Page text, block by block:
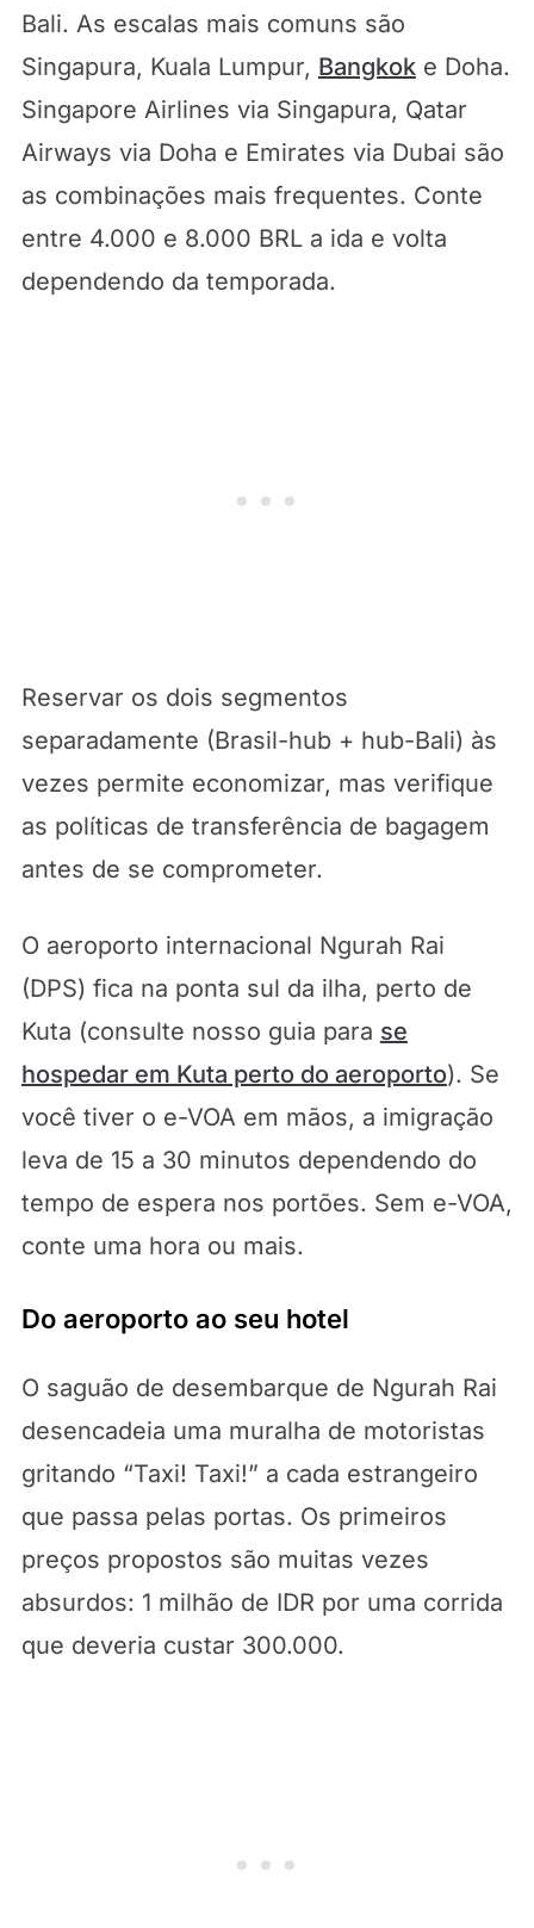
Bali. As escalas mais comuns são
Singapura, Kuala Lumpur, Bangkoke Doha.
Singapore Airlines via Singapura, Qatar
Airways via Doha e Emirates via Dubai são
as combinações mais frequentes. Conte
entre 4.000 e 8.000 BRL a ida e volta
dependendo da temporada.
Reservar os dois segmentos
separadamente (Brasil-hub + hub-Bali) às
vezes permite economizar, mas verifique
as políticas de transferência de bagagem
antes de se comprometer.
O aeroporto internacional Ngurah Rai
(DPS) fica na ponta sul da ilha, perto de
Kuta (consulte nosso guia para se
hospedar em Kuta perto do aeroporto). Se
você tiver o e-VOA em mãos, a imigração
leva de 15 a 30 minutos dependendo do
tempo de espera nos portões. Sem e-VOA,
conte uma hora ou mais.
Do aeroporto ao seu hotel
O saguão de desembarque de Ngurah Rai
desencadeia uma muralha de motoristas
gritando “Taxi! Taxi!” a cada estrangeiro
que passa pelas portas. Os primeiros
preços propostos são muitas vezes
absurdos: 1 milhão de IDR por uma corrida
que deveria custar 300.000.